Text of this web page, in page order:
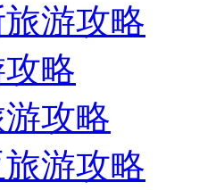
游攻略
略
攻略
游攻略